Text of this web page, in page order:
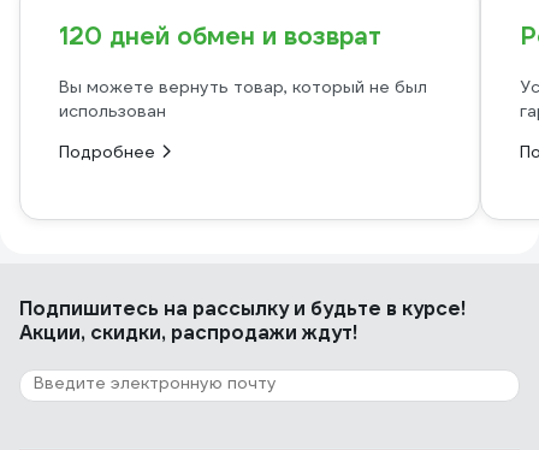
120 дней обмен и возврат
Вы можете вернуть товар, который не был
использован
Подробнее
Подпишитесь на рассылкуи будьте в курсе!
Акции, скидки, распродажи ждут!